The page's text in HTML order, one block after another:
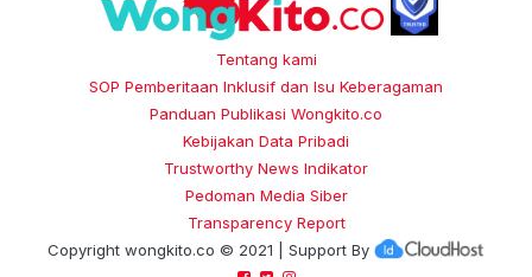
Tentang kami
SOP Pemberitaan Inklusif dan Isu Keberagaman
Panduan Publikasi Wongkito.co
Kebijakan Data Pribadi
Trustworthy News Indikator
Pedoman Media Siber
Transparency Report
Copyright wongkito.co © 2021 | Support By